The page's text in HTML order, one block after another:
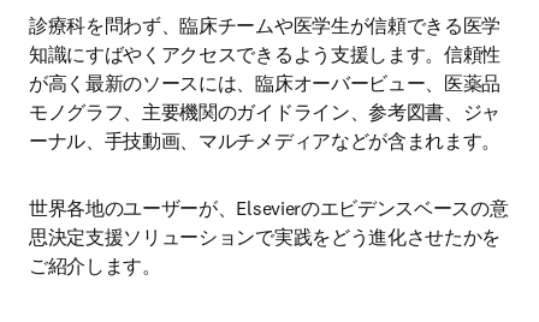
診療科を問わず、臨床チームや医学生が信頼できる医学
知識にすばやくアクセスできるよう支援します。信頼性
が高く最新のソースには、臨床オーバービュー、医薬品
モノグラフ、主要機関のガイドライン、参考図書、ジャ
ーナル、手技動画、マルチメディアなどが含まれます。
世界各地のユーザーが、Elsevierのエビデンスベースの意
思決定支援ソリューションで実践をどう進化させたかを
ご紹介します。